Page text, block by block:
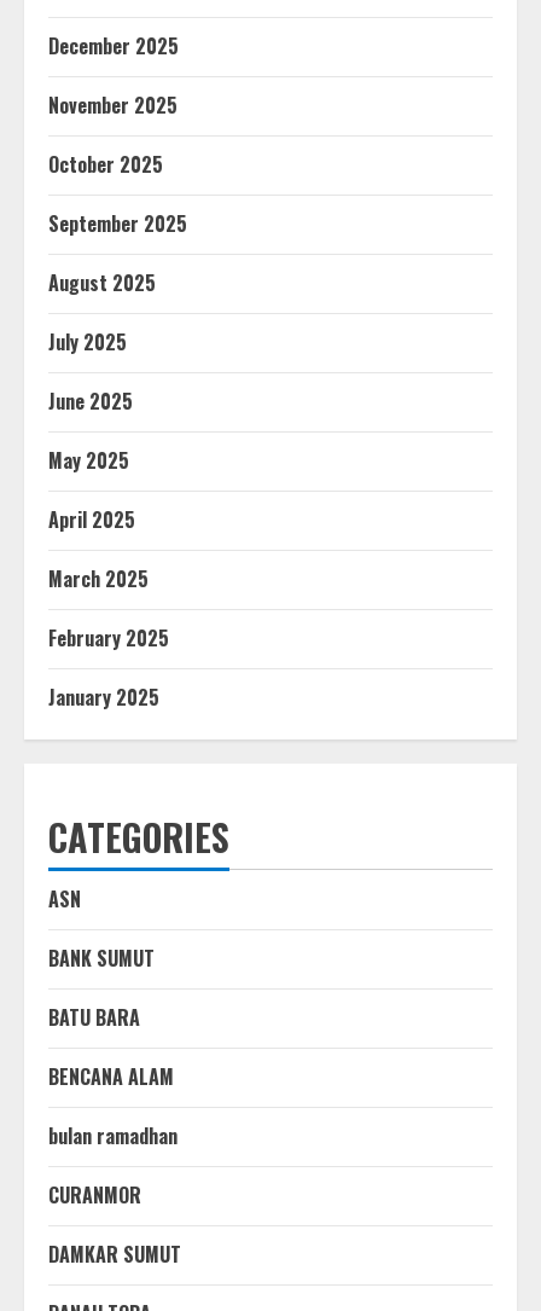
December 2025
November 2025
October 2025
September 2025
August 2025
July 2025
June 2025
May 2025
April 2025
March 2025
February 2025
January 2025
CATEGORIES
ASN
BANK SUMUT
BATU BARA
BENCANA ALAM
bulan ramadhan
CURANMOR
DAMKAR SUMUT